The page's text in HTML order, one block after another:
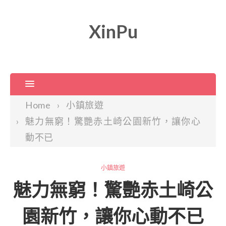
XinPu
Home
小鎮旅遊
魅力無窮！驚艷赤土崎公園新竹，讓你心
動不已
小鎮旅遊
魅力無窮！驚艷赤土崎公
園新竹，讓你心動不已